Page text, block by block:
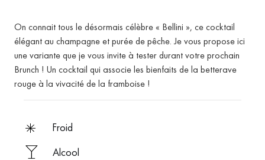
On connait tous le désormais célèbre « Bellini », ce cocktail
élégant au champagne et purée de pêche. Je vous propose ici
une variante que je vous invite à tester durant votre prochain
Brunch ! Un cocktail qui associe les bienfaits de la betterave
rouge à la vivacité de la framboise !
froid
Alcool